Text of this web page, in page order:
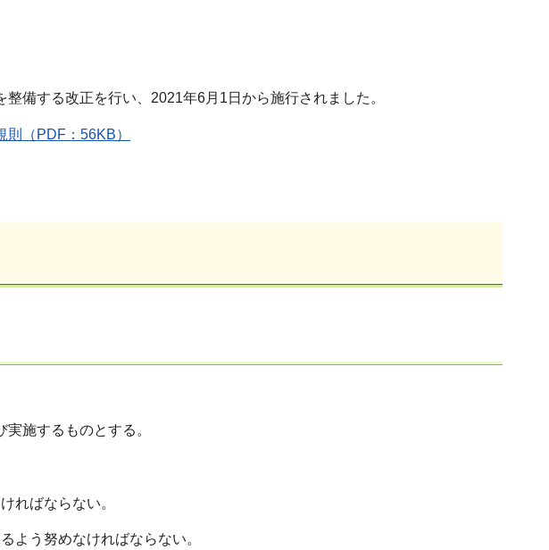
備する改正を行い、2021年6月1日から施行されました。
（PDF：56KB）
施するものとする。
ればならない。
う努めなければならない。